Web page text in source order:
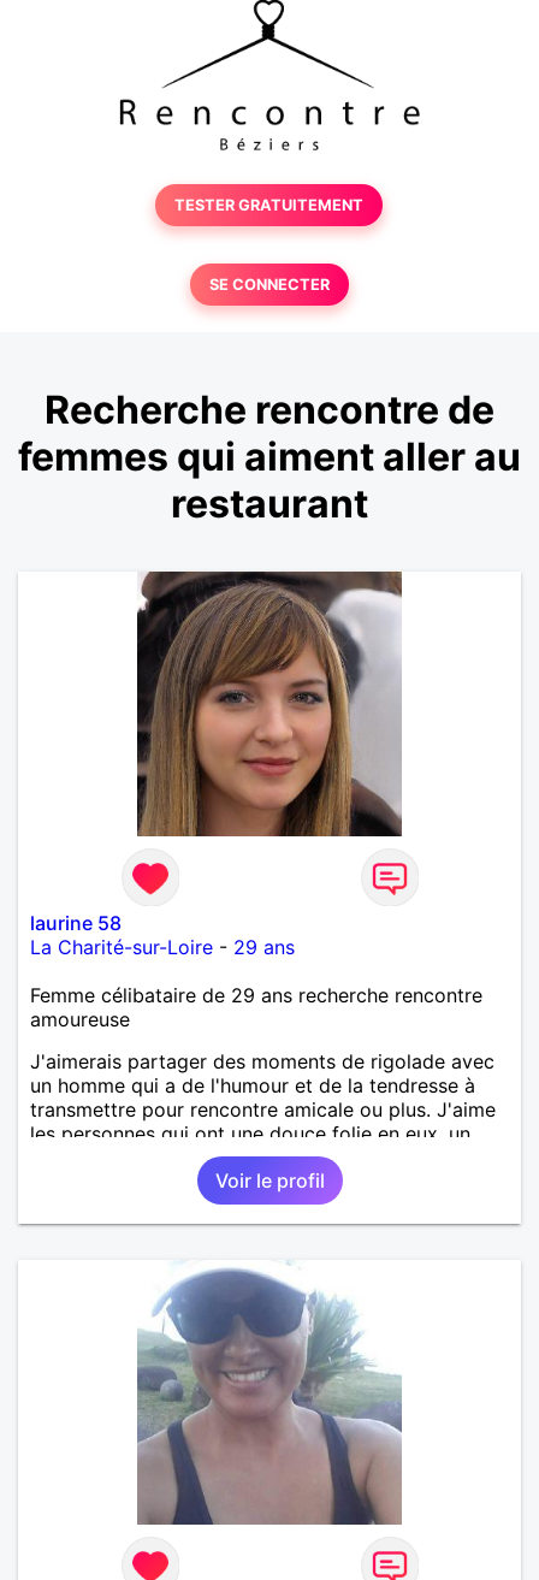
TESTER GRATUITEMENT
SE CONNECTER
Recherche rencontre de
femmes qui aiment aller au
restaurant
laurine 58
La Charité-sur-Loire - 29 ans
Femme célibataire de 29 ans recherche rencontre
amoureuse
J'aimerais partager des moments de rigolade avec
un homme qui a de l'humour et de la tendresse à
transmettre pour rencontre amicale ou plus. J'aime
les personnes qui ont une douce folie en eux, un
Voir le profil